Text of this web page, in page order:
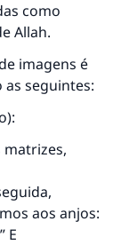
como
Allah.
imagens é
as seguintes:
matrizes,
aos anjos:
E